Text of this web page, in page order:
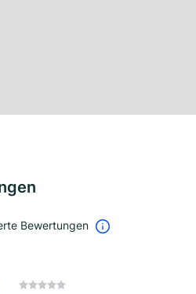
Bewertungen